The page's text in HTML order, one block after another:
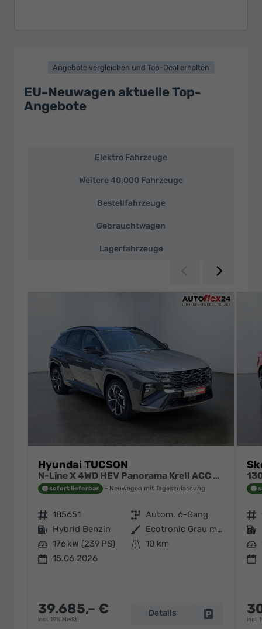
Angebote vergleichen und Top-Deal erhalten
EU-Neuwagen aktuelle Top-
Angebote
Neuwagen
Elektro Fahrzeuge
Weitere 40.000 Fahrzeuge
Bestellfahrzeuge
Gebrauchtwagen
Lagerfahrzeuge
Zurück
Hyundai TUCSON
N-Line X 4WD HEV Panorama Krell ACC HuD elektrische Sitze
sofort lieferbar Neuwagen mit Tageszulassung
Fahrzeugnr. 185651 Getriebe Autom. 6-Gang
Kraftstoff Hybrid Benzin Außenfarbe
Ecotronic Grau metallic
Leistung 176 kW (239 PS) Kilometerstand 10 km
15.06.2026
39.685,– €
incl. 19% MwSt.
Details Fahrzeug
Fahrzeugnr.
Kraftstoff
Leistung
incl.